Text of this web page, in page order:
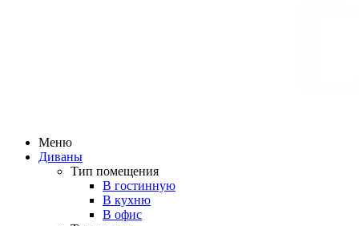
Меню
Диваны
Тип помещения
В гостинную
В кухню
В офис